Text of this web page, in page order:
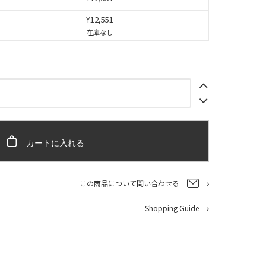
¥12,551
在庫なし
カートに入れる
この商品について問い合わせる
Shopping Guide